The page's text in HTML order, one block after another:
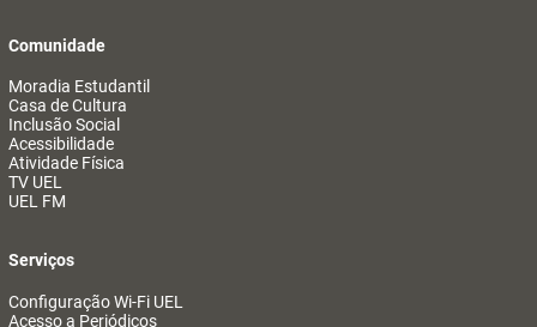
Comunidade
Moradia Estudantil
Casa de Cultura
Inclusão Social
Acessibilidade
Atividade Física
TV UEL
UEL FM
Serviços
Configuração Wi-Fi UEL
Acesso a Periódicos